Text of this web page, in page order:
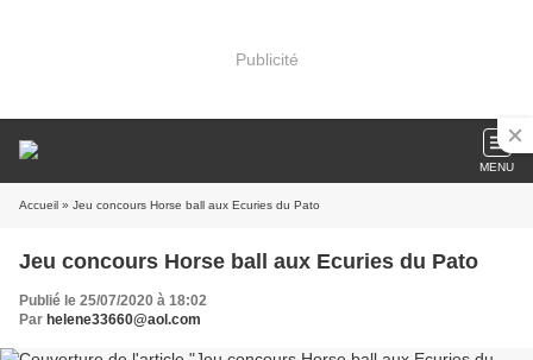
Publicité
MENU
Accueil » Jeu concours Horse ball aux Ecuries du Pato
Jeu concours Horse ball aux Ecuries du Pato
Publié le 25/07/2020 à 18:02
Par helene33660@aol.com